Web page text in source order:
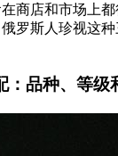
商店和市场上
罗斯人珍视这
：品种、等级